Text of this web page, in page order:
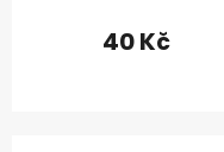
40 Kč